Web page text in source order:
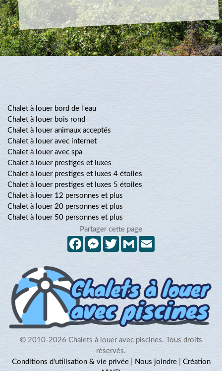
Chalet à louer bord de l'eau
Chalet à louer bois rond
Chalet à louer animaux acceptés
Chalet à louer avec internet
Chalet à louer avec spa
Chalet à louer prestiges et luxes
Chalet à louer prestiges et luxes 4 étoiles
Chalet à louer prestiges et luxes 5 étoiles
Chalet à louer 12 personnes et plus
Chalet à louer 20 personnes et plus
Chalet à louer 50 personnes et plus
Partager cette page
FacebookMessenger
TwitterGmail
© 2010-2026 Chalets à louer avec piscines. Tous droits
réservés.
Conditions d'utilisation & vie privée| Nous joindre| Création